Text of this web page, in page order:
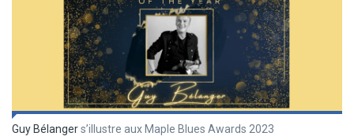
Guy Bélangers’illustre aux Maple Blues Awards 2023